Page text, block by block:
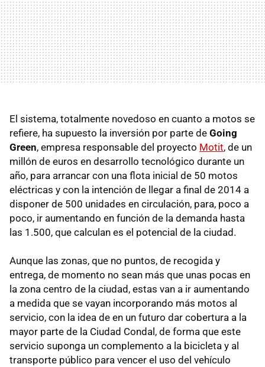
El sistema, totalmente novedoso en cuanto a motos se
refiere, ha supuesto la inversión por parte de Going
Green, empresa responsable del proyecto Motit, de un
millón de euros en desarrollo tecnológico durante un
año, para arrancar con una flota inicial de 50 motos
eléctricas y con la intención de llegar a final de 2014 a
disponer de 500 unidades en circulación, para, poco a
poco, ir aumentando en función de la demanda hasta
las 1.500, que calculan es el potencial de la ciudad.
Aunque las zonas, que no puntos, de recogida y
entrega, de momento no sean más que unas pocas en
la zona centro de la ciudad, estas van a ir aumentando
a medida que se vayan incorporando más motos al
servicio, con la idea de en un futuro dar cobertura a la
mayor parte de la Ciudad Condal, de forma que este
servicio suponga un complemento a la bicicleta y al
transporte público para vencer el uso del vehículo